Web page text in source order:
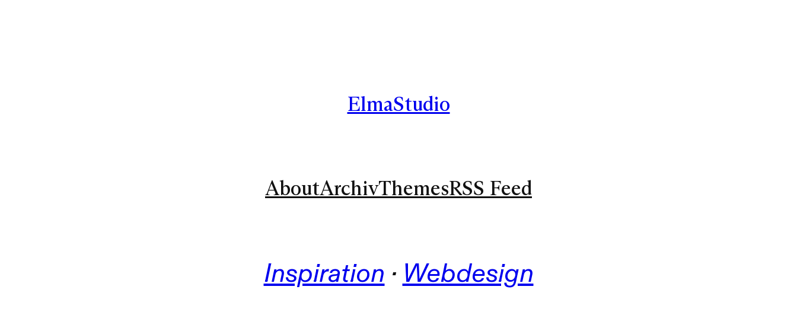
ElmaStudio
AboutArchivThemesRSS Feed
Inspiration · Webdesign